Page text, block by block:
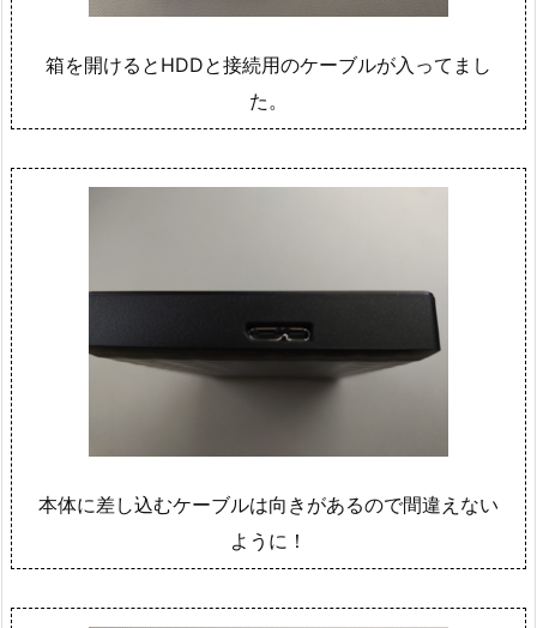
箱を開けるとHDDと接続用のケーブルが入ってまし
た。
本体に差し込むケーブルは向きがあるので間違えない
ように！